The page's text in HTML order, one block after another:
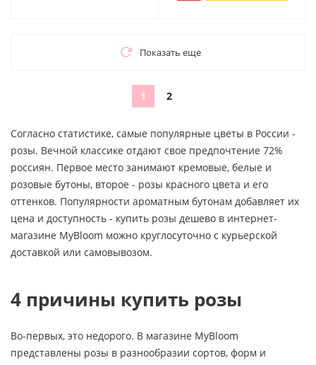
Показать еще
1 2
Согласно статистике, самые популярные цветы в России -
розы. Вечной классике отдают свое предпочтение 72%
россиян. Первое место занимают кремовые, белые и
розовые бутоны, второе - розы красного цвета и его
оттенков. Популярности ароматным бутонам добавляет их
цена и доступность - купить розы дешево в интернет-
магазине MyBloom можно круглосуточно с курьерской
доставкой или самовывозом.
4 причины купить розы
Во-первых, это недорого. В магазине MyBloom
представлены розы в разнообразии сортов, форм и